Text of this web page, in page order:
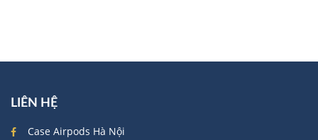
LIÊN HỆ
Case Airpods Hà Nội